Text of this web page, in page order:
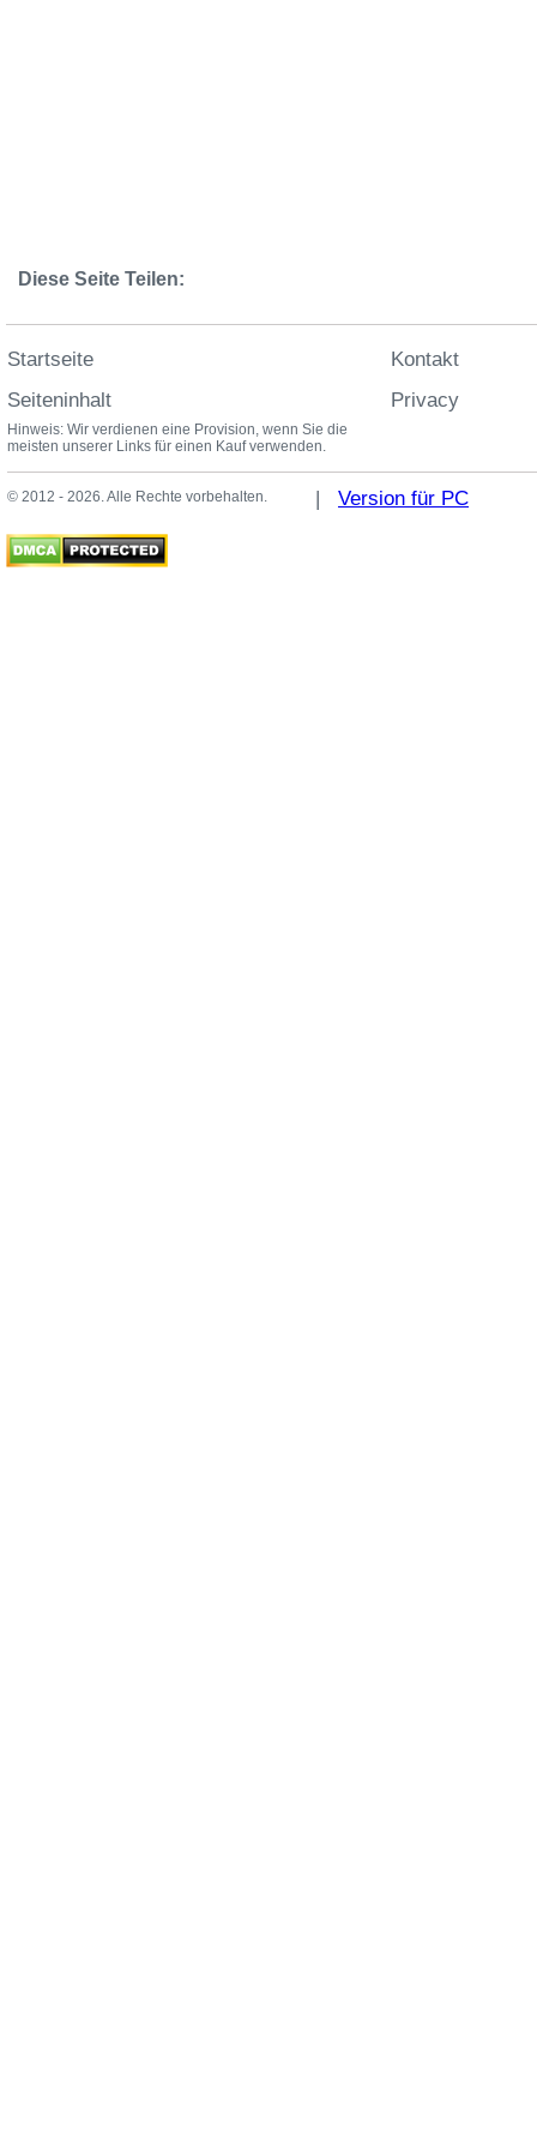
Diese Seite Teilen:
Startseite
Seiteninhalt
Kontakt
Privacy
Hinweis: Wir verdienen eine Provision, wenn Sie die
meisten unserer Links für einen Kauf verwenden.
© 2012 - 2026. Alle Rechte vorbehalten. | Version für PC